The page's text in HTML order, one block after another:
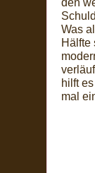
Was
Hälfte
hilft
mal